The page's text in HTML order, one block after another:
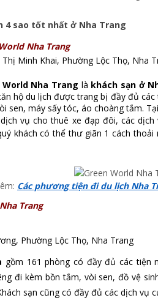
4 sao tốt nhất ở Nha Trang
Nha Trang
Thị Minh Khai, Phường Lộc Thọ, Nha
World Nha Trang là khách sạn ở
hộ du lịch được trang bị đầy đủ
sen, máy sấy tóc, áo choàng tắm.
vụ cho thuê xe đạp đôi, các
khách có thể thư giãn 1 cách
Các phương tiện đi du lịch Nha
Trang
, Phường Lộc Thọ, Nha Trang
gồm 161 phòng có đầy đủ các tiện
đi kèm bồn tắm, vòi sen, đồ vệ
sạn cũng có đầy đủ các dịch vụ